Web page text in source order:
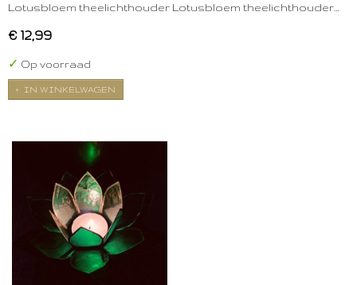
Lotusbloem theelichthouder Lotusbloem theelichthouder…
€ 12,99
✓ Op voorraad
IN WINKELWAGEN